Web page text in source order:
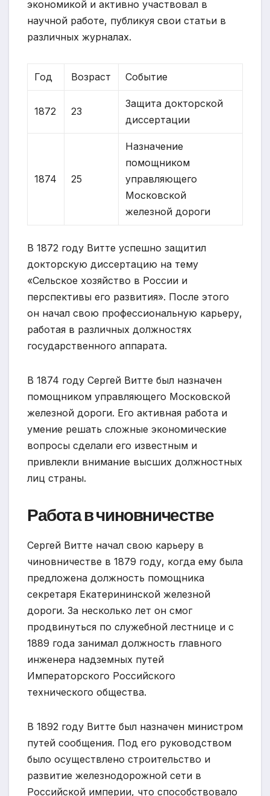
экономикой и активно участвовал в
научной работе, публикуя свои статьи в
различных журналах.
Год Возраст Событие
1872 23
Защита докторской
диссертации
1874 25
Назначение
помощником
управляющего
Московской
железной дороги
В 1872 году Витте успешно защитил
докторскую диссертацию на тему
«Сельское хозяйство в России и
перспективы его развития». После этого
он начал свою профессиональную карьеру,
работая в различных должностях
государственного аппарата.
В 1874 году Сергей Витте был назначен
помощником управляющего Московской
железной дороги. Его активная работа и
умение решать сложные экономические
вопросы сделали его известным и
привлекли внимание высших должностных
лиц страны.
Работа в чиновничестве
Сергей Витте начал свою карьеру в
чиновничестве в 1879 году, когда ему была
предложена должность помощника
секретаря Екатерининской железной
дороги. За несколько лет он смог
продвинуться по служебной лестнице и с
1889 года занимал должность главного
инженера надземных путей
Императорского Российского
технического общества.
В 1892 году Витте был назначен министром
путей сообщения. Под его руководством
было осуществлено строительство и
развитие железнодорожной сети в
Российской империи, что способствовало